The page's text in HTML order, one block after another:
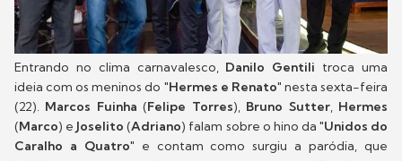
Entrando no clima carnavalesco,Danilo Gentili troca uma
ideia com os meninos do "Hermes e Renato" nesta sexta-feira
(22). Marcos Fuinha (Felipe Torres), Bruno Sutter, Hermes
(Marco) eJoselito (Adriano) falam sobre o hino da "Unidos do
Caralho a Quatro" e contam como surgiu a paródia, que